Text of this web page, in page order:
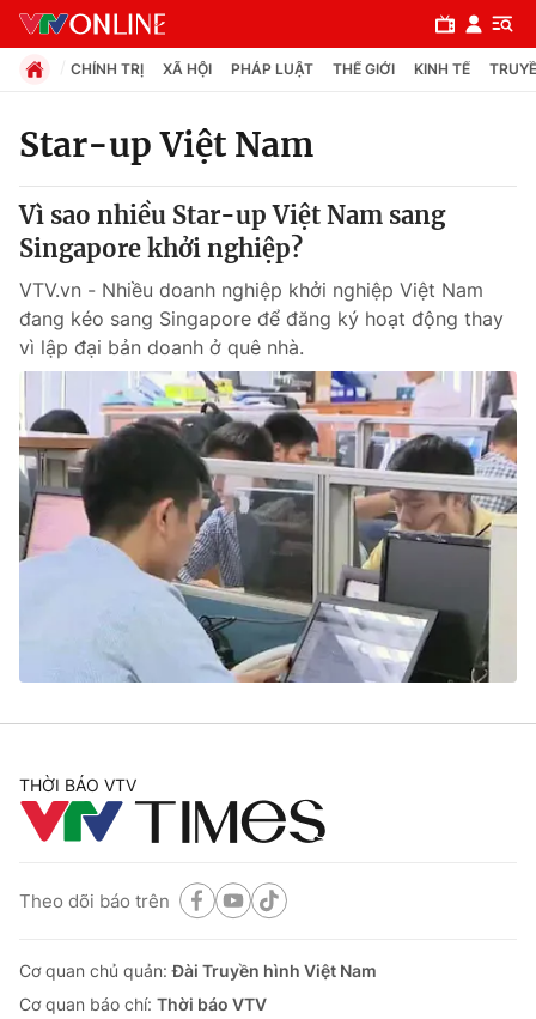
Chuyên mục
Chính trị
Xã hội
Pháp luật
Y tế
Thế giới
Tin tức
Câu chuyện quốc tế
Thị trường
Góc doanh nghiệp
Dữ liệu và đời sống
Truyền hình
Phim VTV
Hậu trường
Giải sao mai
Giải trí
Điện ảnh
Âm nhạc
Du lịch
Làm đẹp
Chất lượng cuộc sống
Tuyển sinh
Công nghệ
CHÍNH TRỊ XÃ HỘI PHÁP LUẬT THẾ GIỚI KINH TẾ
Star-up Việt Nam
Vì sao nhiều Star-up Việt Nam sang
Singapore khởi nghiệp?
VTV.vn - Nhiều doanh nghiệp khởi nghiệp Việt Nam
đang kéo sang Singapore để đăng ký hoạt động thay
vì lập đại bản doanh ở quê nhà.
THỜI BÁO VTV
Theo dõi báo trên
Cơ quan chủ quản:Đài Truyền hình Việt Nam
Cơ quan báo chí: Thời báo VTV